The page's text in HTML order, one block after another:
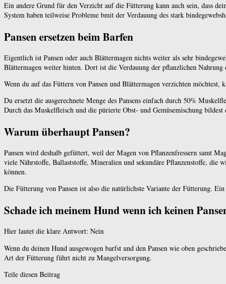
Ein andere Grund für den Verzicht auf die Fütterung kann auch sein, dass
System haben teilweise Probleme bmit der Verdauung des stark
Pansen ersetzen beim Barfen
Eigentlich ist Pansen oder auch Blättermagen nichts weiter als sehr
Blättermagen weiter hinten. Dort ist die Verdauung der pflanzlichen
Wenn du auf das Füttern von Pansen und Blättermagen verzichten
Du ersetzt die ausgerechnete Menge des Pansens einfach durch 50%
Durch das Muskelfleisch und die pürierte Obst- und Gemüsemischung
Warum überhaupt Pansen?
Pansen wird deshalb gefüttert, weil der Magen von Pflanzenfressern samt
viele Nährstoffe, Ballaststoffe, Mineralien und sekundäre Pflanzenstoffe, die
können.
Die Fütterung von Pansen ist also die natürlichste Variante der Fütterung.
Schade ich meinem Hund wenn ich keinen
Hier lautet die klare Antwort: Nein
Wenn du deinen Hund ausgewogen barfst und den Pansen wie oben
Art der Fütterung führt nicht zu Mangelversorgung.
Teile diesen Beitrag